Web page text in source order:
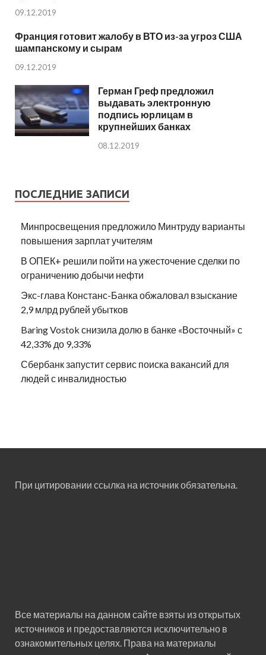
09.12.2019
Франция готовит жалобу в ВТО из-за угроз США
шампанскому и сырам
09.12.2019
Герман Греф предложил
выдавать электронную
подпись юрлицам в
крупнейших банках
08.12.2019
ПОСЛЕДНИЕ ЗАПИСИ
Минпросвещения предложило Минтруду варианты
повышения зарплат учителям
В ОПЕК+ решили пойти на ужесточение сделки по
ограничению добычи нефти
Экс-глава Констанс-Банка обжаловал взыскание
2,9 млрд рублей убытков
Baring Vostok снизила долю в банке «Восточный» с
42,33% до 9,33%
Сбербанк запустит сервис поиска вакансий для
людей с инвалидностью
При цитировании ссылка на источник обязательна.
Все материалы на данном сайте взяты из открытых
источников и предоставляются исключительно в
ознакомительных целях. Права на материалы